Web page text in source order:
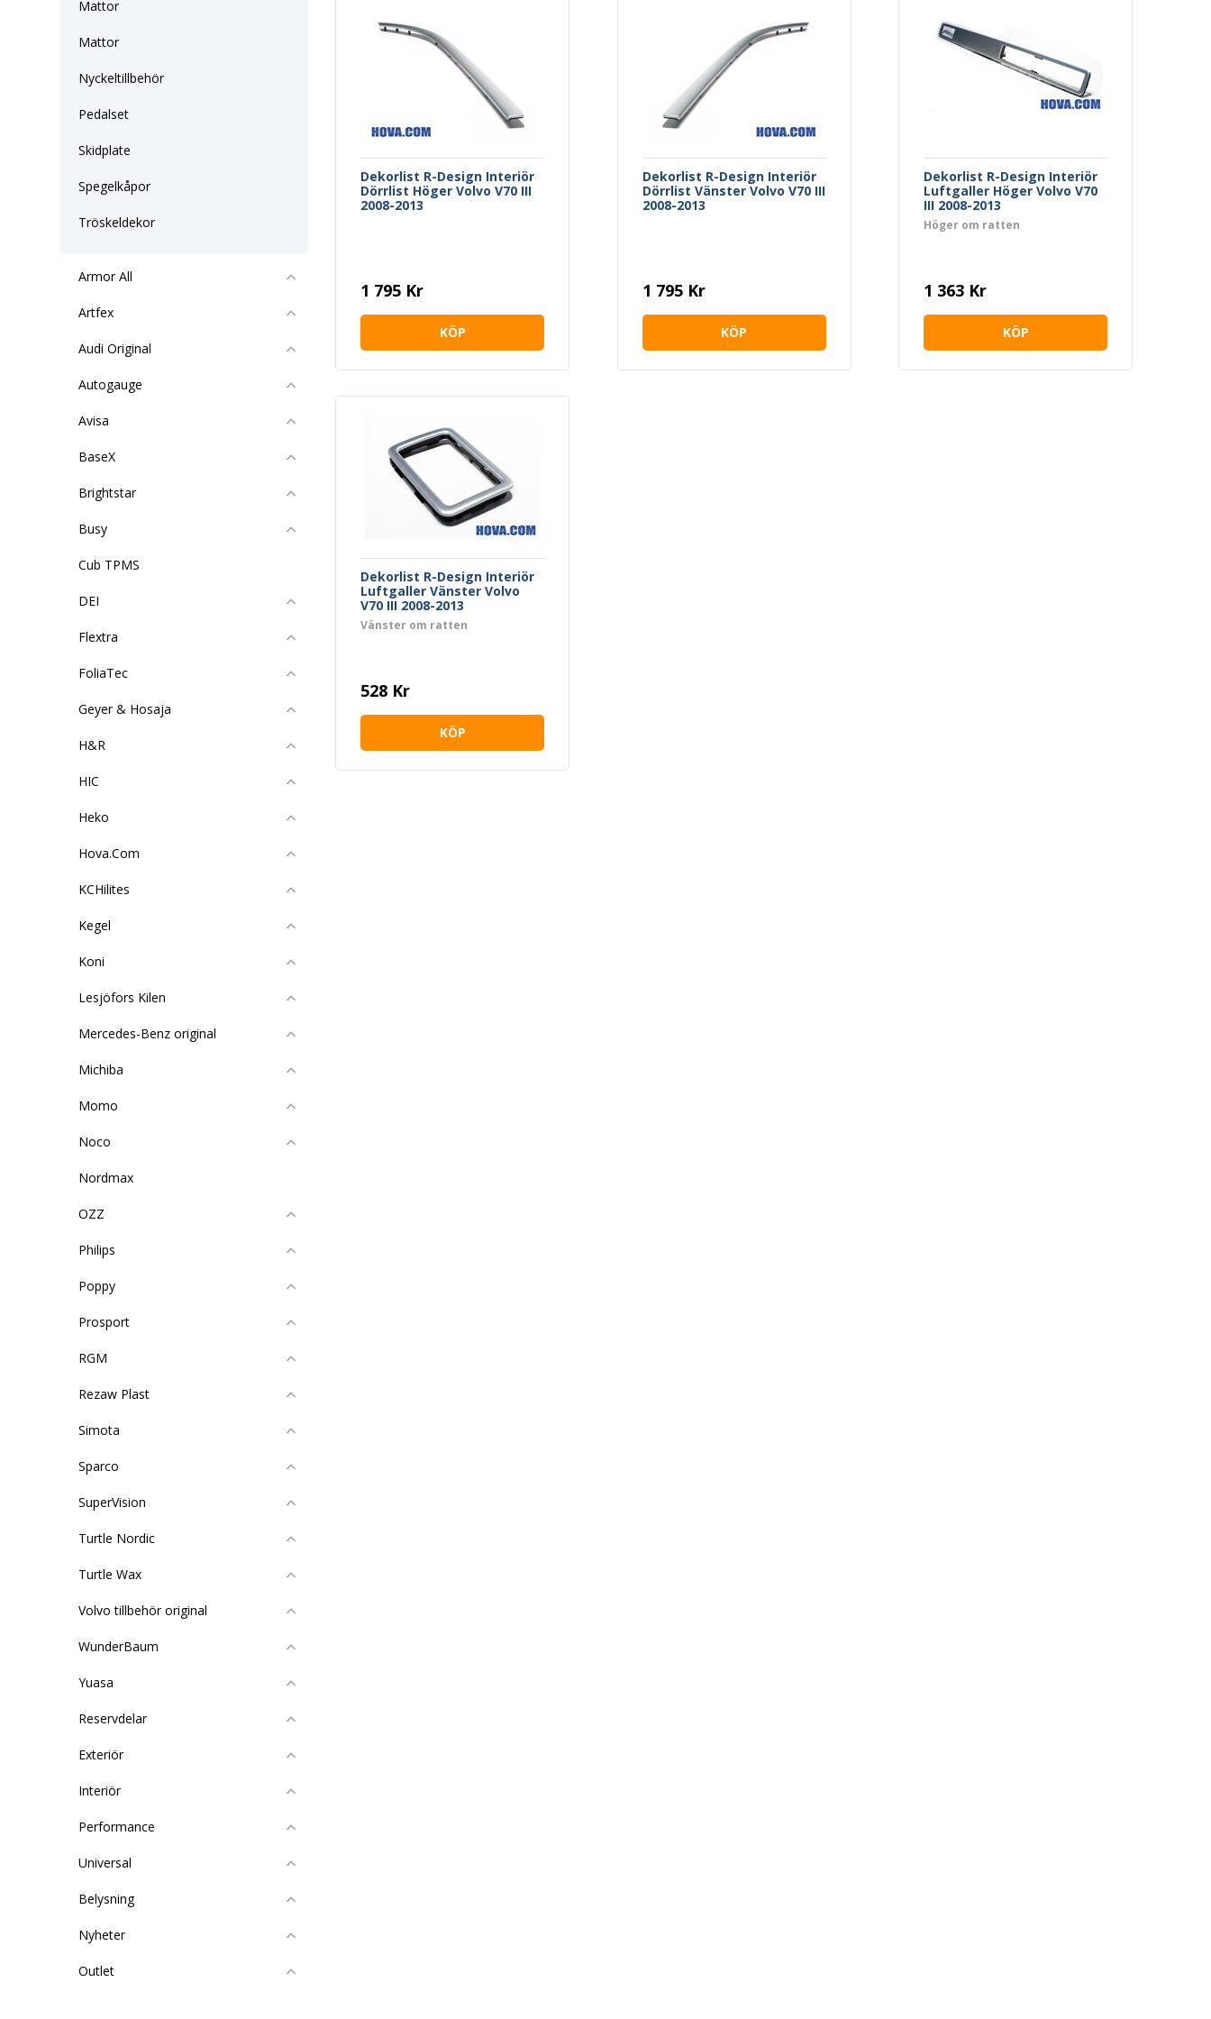
Mattor
Mattor
Nyckeltillbehör
Pedalset
Skidplate
Spegelkåpor
Tröskeldekor
Armor All
Artfex
Audi Original
Autogauge
Avisa
BaseX
Brightstar
Busy
Cub TPMS
DEI
Flextra
FoliaTec
Geyer & Hosaja
H&R
HIC
Heko
Hova.Com
KCHilites
Kegel
Koni
Lesjöfors Kilen
Mercedes-Benz original
Michiba
Momo
Noco
Nordmax
OZZ
Philips
Poppy
Prosport
RGM
Rezaw Plast
Simota
Sparco
SuperVision
Turtle Nordic
Turtle Wax
Volvo tillbehör original
WunderBaum
Yuasa
Reservdelar
Exteriör
Interiör
Performance
Universal
Belysning
Nyheter
Outlet
Dekorlist R-Design Interiör
Dörrlist Höger Volvo V70 III
2008-2013
1 795 Kr
KÖP
Dekorlist R-Design Interiör
Dörrlist Vänster Volvo V70 III
2008-2013
1 795 Kr
KÖP
Dekorlist R-Design Interiör
Luftgaller Höger Volvo V70
III 2008-2013
Höger om ratten
1 363 Kr
KÖP
Dekorlist R-Design Interiör
Luftgaller Vänster Volvo
V70 III 2008-2013
Vänster om ratten
528 Kr
KÖP